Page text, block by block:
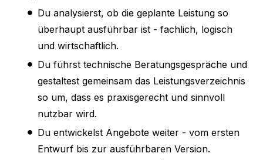
Du analysierst, ob die geplante Leistung so
überhaupt ausführbar ist - fachlich, logisch
und wirtschaftlich.
Du führst technische Beratungsgespräche und
gestaltest gemeinsam das Leistungsverzeichnis
so um, dass es praxisgerecht und sinnvoll
nutzbar wird.
Du entwickelst Angebote weiter - vom ersten
Entwurf bis zur ausführbaren Version.